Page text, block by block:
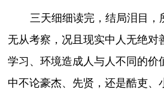
三天细细读完，结局泪目，
无从考察，况且现实中人无绝对
学习、环境造成人与人不同的价
中不论豪杰、先贤，还是酷吏、